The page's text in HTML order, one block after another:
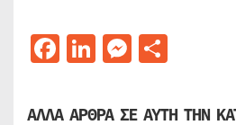
Facebook
LinkedIn
ΑΛΛΑ ΑΡΘΡΑ ΣΕ ΑΥΤΗ ΤΗΝ